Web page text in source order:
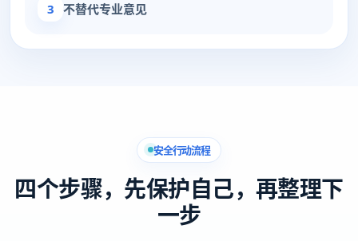
3 不替代专业意见
安全行动流程
四个步骤，先保护自己，再整理下
一步